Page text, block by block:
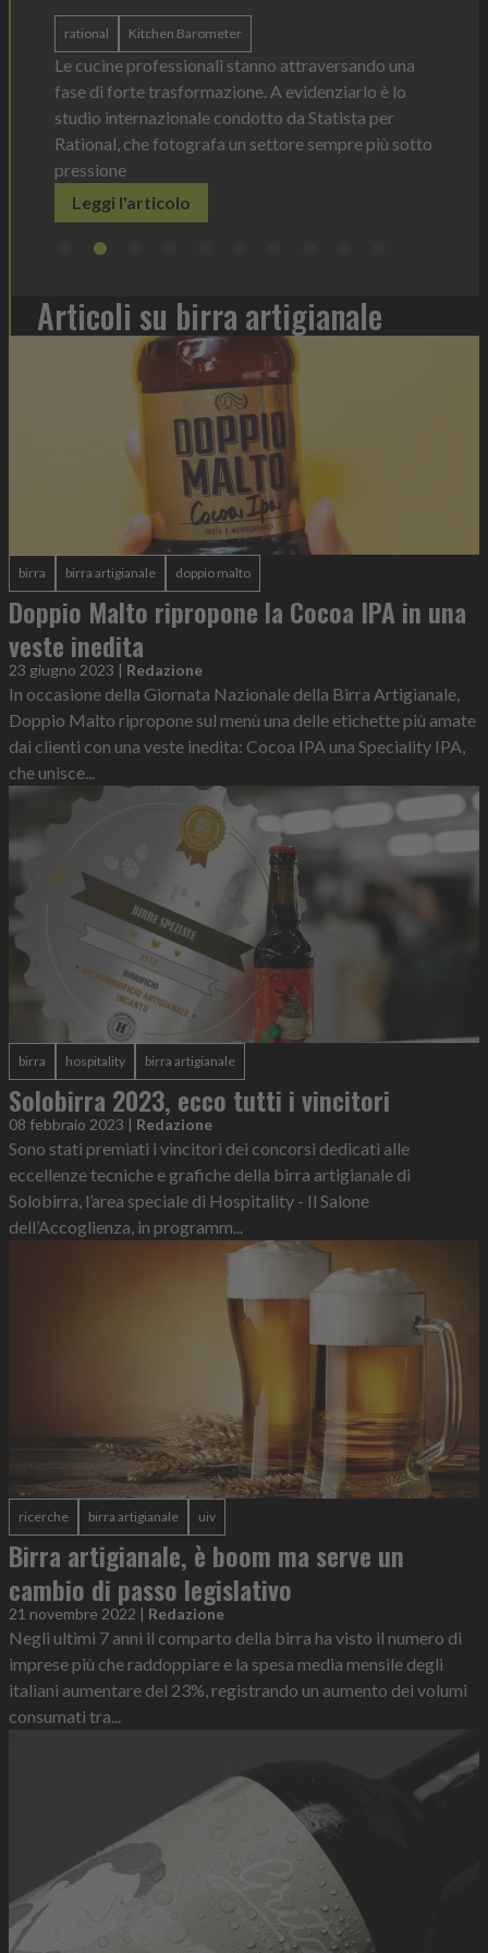
sotto
ergonomica, con perfetta visibilità sul contenuto e
dosaggio sempre sotto controllo
Leggi l'articolo
Articoli su birra artigianale
birra birra artigianale doppio malto
Doppio Malto ripropone la Cocoa IPA in una
veste inedita
23 giugno 2023 | Redazione
In occasione della Giornata Nazionale della Birra Artigianale,
Doppio Malto ripropone sul menù una delle etichette più amate
dai clienti con una veste inedita: Cocoa IPA una Speciality IPA,
che unisce...
birra hospitality birra artigianale
Solobirra 2023, ecco tutti i vincitori
08 febbraio 2023 | Redazione
Sono stati premiati i vincitori dei concorsi dedicati alle
eccellenze tecniche e grafiche della birra artigianale di
Solobirra, l’area speciale di Hospitality - Il Salone
dell’Accoglienza, in programm...
ricerche birra artigianale uiv
Birra artigianale, è boom ma serve un
cambio di passo legislativo
21 novembre 2022 | Redazione
Negli ultimi 7 anni il comparto della birra ha visto il numero di
imprese più che raddoppiare e la spesa media mensile degli
italiani aumentare del 23%, registrando un aumento dei volumi
consumati tra...